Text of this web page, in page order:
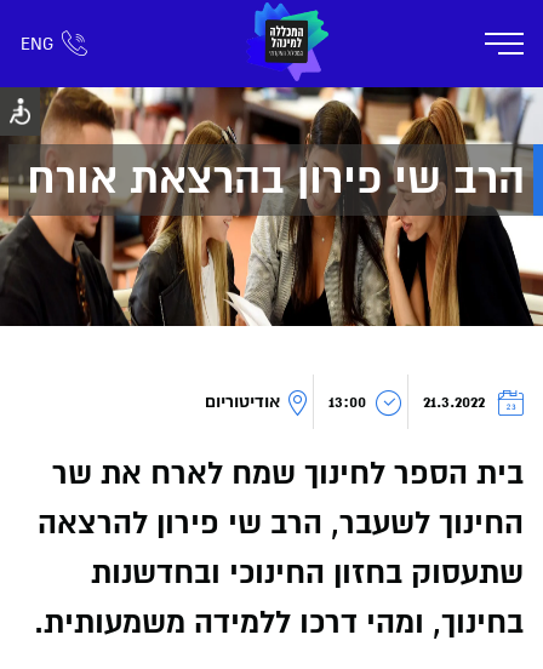
ENG
חפש כל דבר רישום ומידע אזור אישי
אודות תוכניות הלימוד קמפוס דימונה חיי
הרב שי פירון בהרצאת אורח
21.3.2022
13:00 אודיטוריום
בית הספר לחינוך שמח לארח את שר
החינוך לשעבר, הרב שי פירון להרצאה
שתעסוק בחזון החינוכי ובחדשנות
בחינוך, ומהי דרכו ללמידה משמעותית.